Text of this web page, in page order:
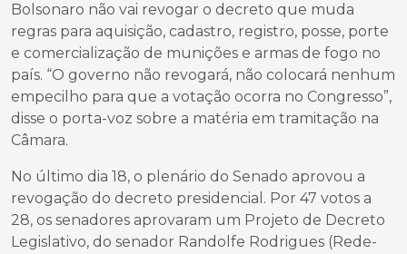
Bolsonaro não vai revogar o decreto que muda
regras para aquisição, cadastro, registro, posse, porte
e comercialização de munições e armas de fogo no
país. “O governo não revogará, não colocará nenhum
empecilho para que a votação ocorra no Congresso”,
disse o porta-voz sobre a matéria em tramitação na
Câmara.
No último dia 18, o plenário do Senado aprovou a
revogação do decreto presidencial. Por 47 votos a
28, os senadores aprovaram um Projeto de Decreto
Legislativo, do senador Randolfe Rodrigues (Rede-